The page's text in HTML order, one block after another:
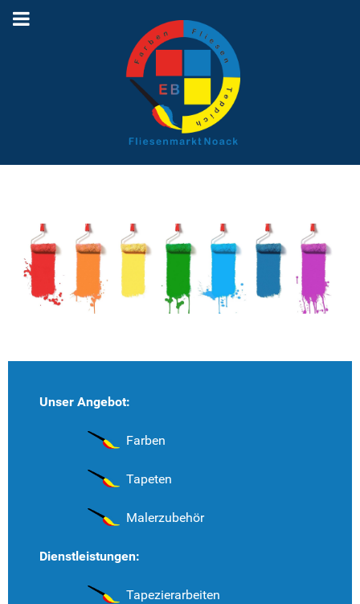
Unser Angebot:
Farben
Tapeten
Malerzubehör
Dienstleistungen:
Tapezierarbeiten